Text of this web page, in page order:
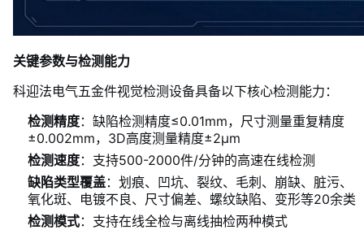
关键参数与检测能力
科迎法电气五金件视觉检测设备具备以下核心检测能力：
检测精度：缺陷检测精度≤0.01mm，尺寸测量重复精度
±0.002mm，3D高度测量精度±2μm
检测速度：支持500-2000件/分钟的高速在线检测
缺陷类型覆盖：划痕、凹坑、裂纹、毛刺、崩缺、脏污、
氧化斑、电镀不良、尺寸偏差、螺纹缺陷、变形等20余类
检测模式：支持在线全检与离线抽检两种模式